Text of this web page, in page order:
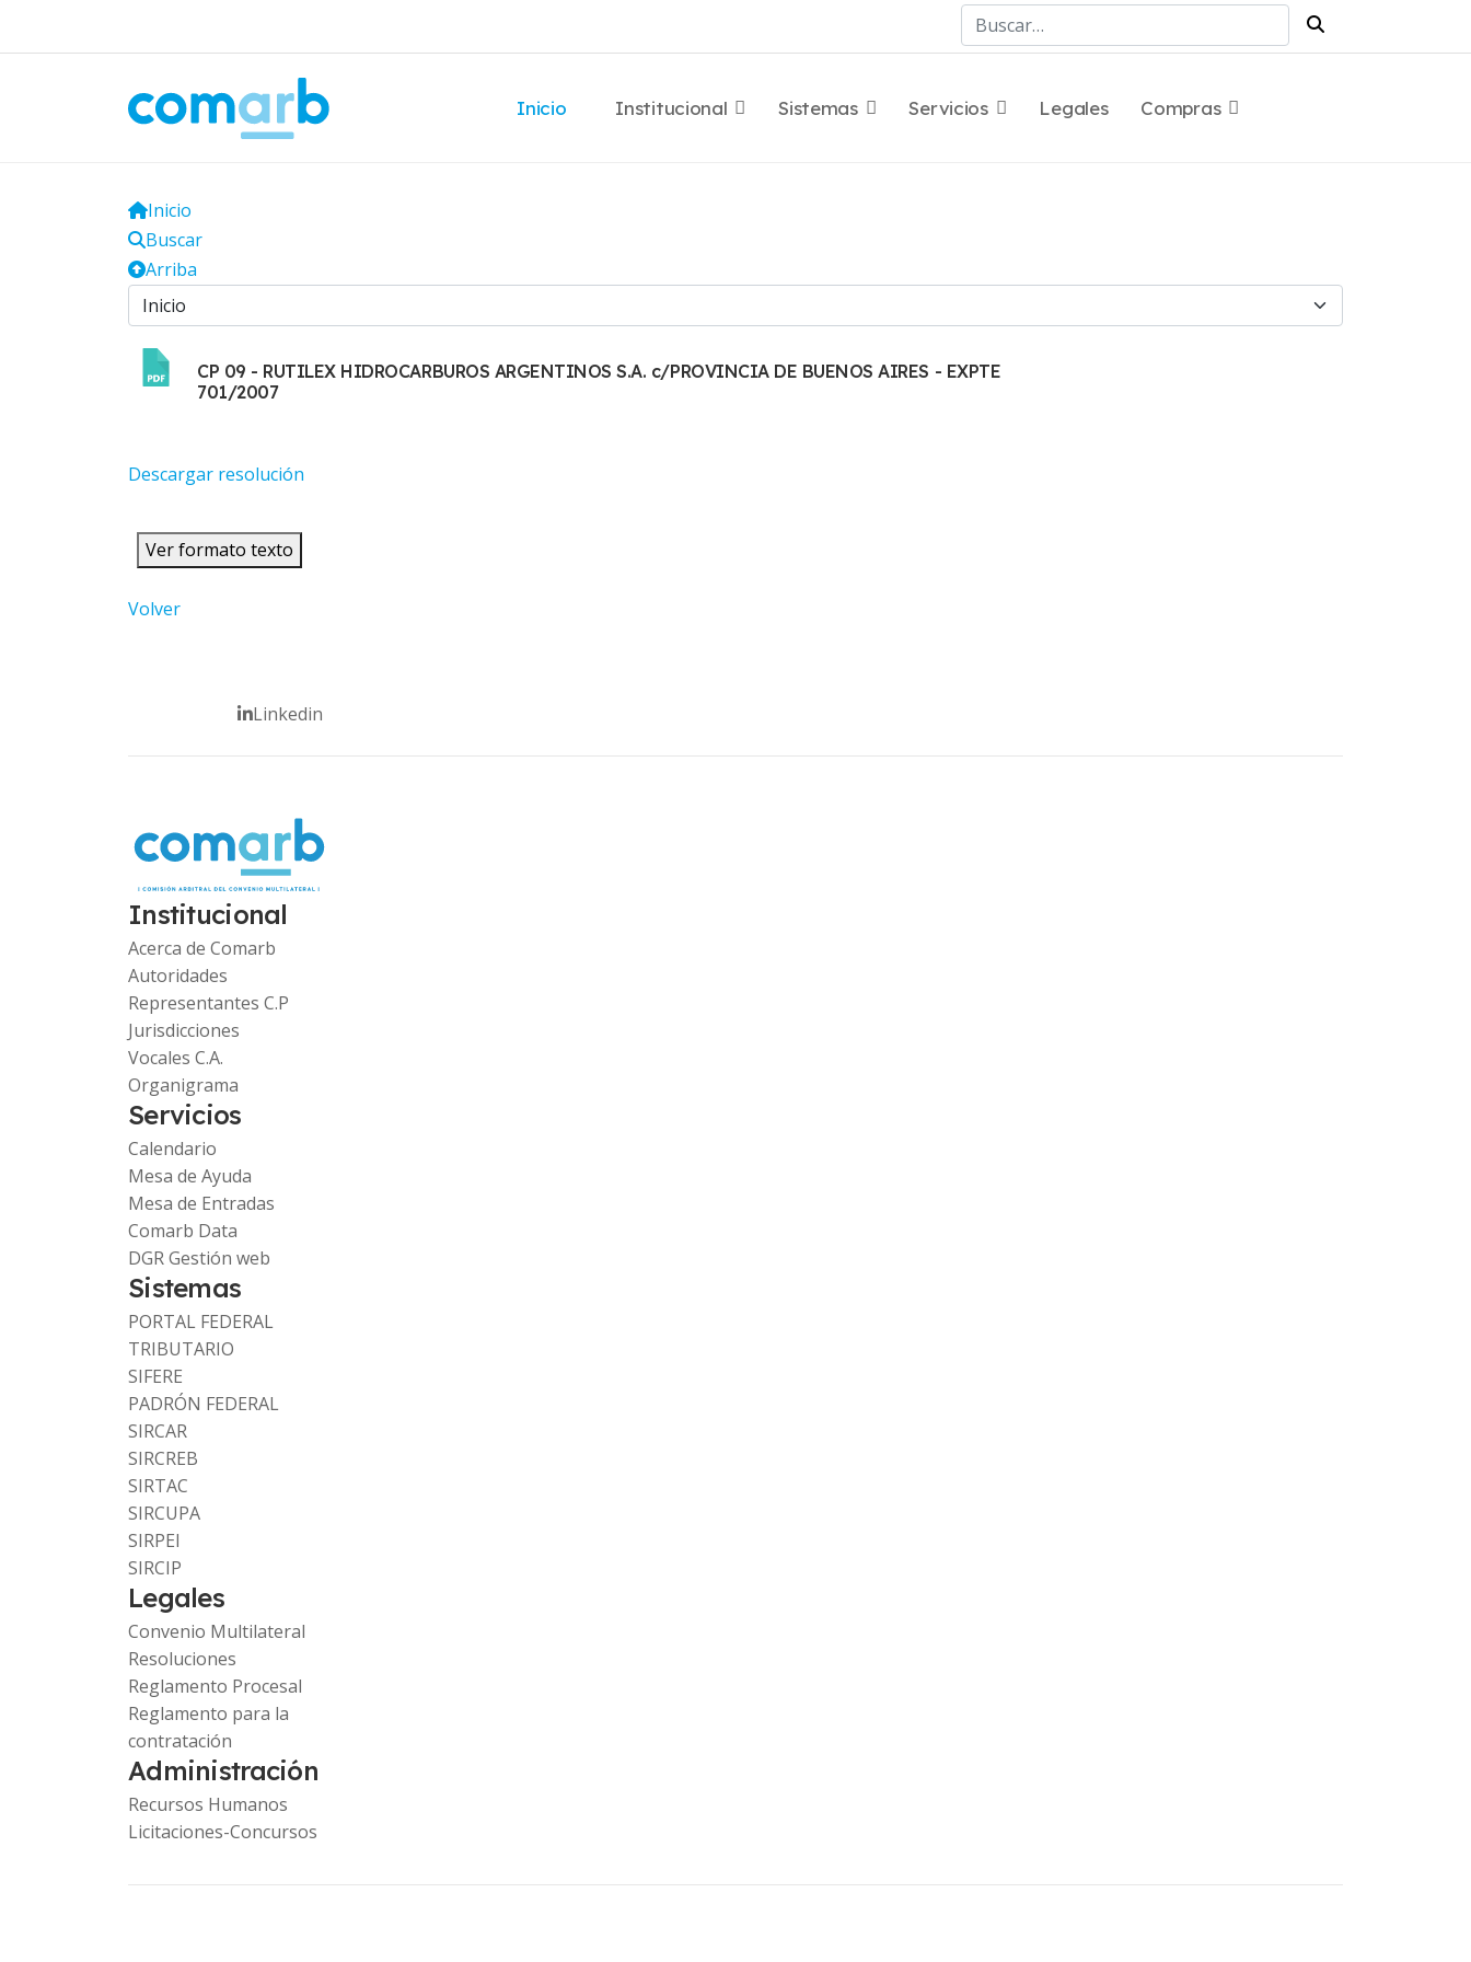
Buscar
Inicio Institucional Sistemas Servicios Legales Compras
Inicio
Buscar
Arriba
CP 09 - RUTILEX HIDROCARBUROS ARGENTINOS S.A. c/PROVINCIA DE BUENOS AIRES - EXPTE
701/2007
Descargar resolución
Ver formato texto
Volver
Linkedin
Institucional
Acerca de Comarb
Autoridades
Representantes C.P
Jurisdicciones
Vocales C.A.
Organigrama
Servicios
Calendario
Mesa de Ayuda
Mesa de Entradas
Comarb Data
DGR Gestión web
Sistemas
PORTAL FEDERAL
TRIBUTARIO
SIFERE
PADRÓN FEDERAL
SIRCAR
SIRCREB
SIRTAC
SIRCUPA
SIRPEI
SIRCIP
Legales
Convenio Multilateral
Resoluciones
Reglamento Procesal
Reglamento para la
contratación
Administración
Recursos Humanos
Licitaciones-Concursos